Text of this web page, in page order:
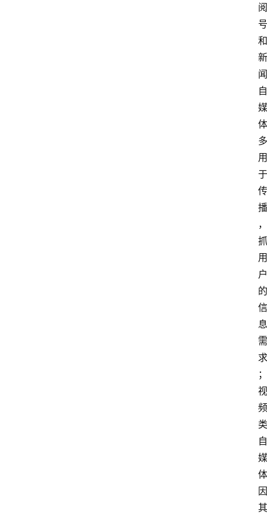
阅
号
和
新
闻
自
媒
体
多
用
于
传
播
，
抓
用
户
的
信
息
需
求
；
视
频
类
自
媒
体
因
其